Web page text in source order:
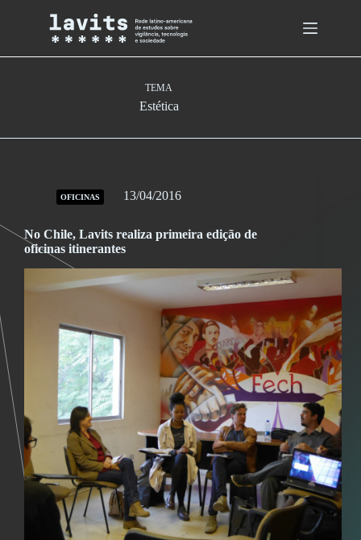
TEMA
Estética
OFICINAS 13/04/2016
No Chile, Lavits realiza primeira edição de
oficinas itinerantes